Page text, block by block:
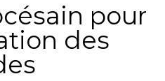
pour
des